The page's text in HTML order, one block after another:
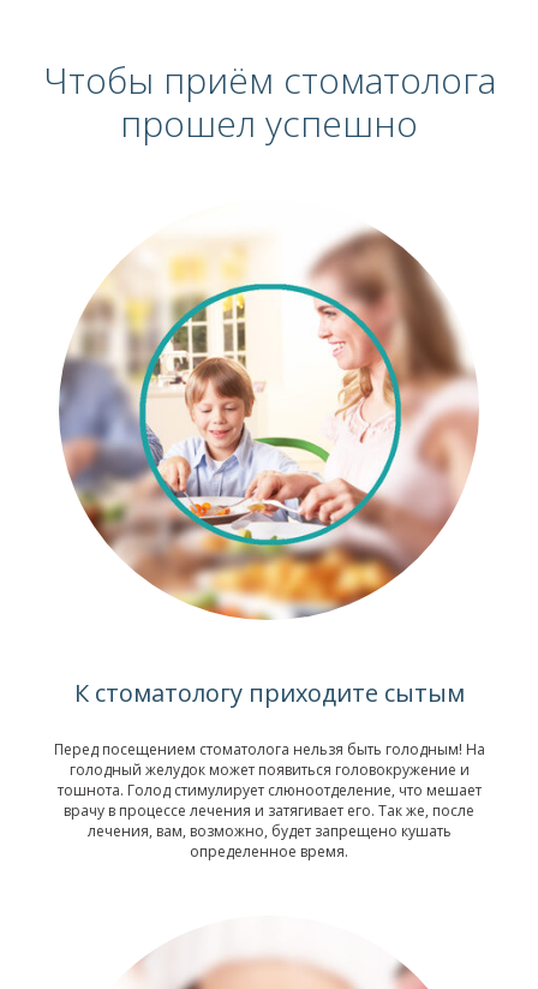
Чтобы приём стоматолога
прошел успешно
К стоматологу приходите сытым
Перед посещением стоматолога нельзя быть голодным! На
голодный желудок может появиться головокружение и
тошнота. Голод стимулирует слюноотделение, что мешает
врачу в процессе лечения и затягивает его. Так же, после
лечения, вам, возможно, будет запрещено кушать
определенное время.